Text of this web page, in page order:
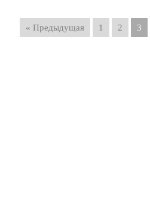
« Предыдущая 1 2 3